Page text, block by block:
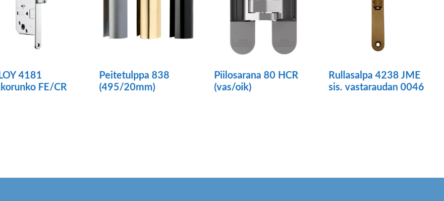
4181
FE/CR
Peitetulppa 838
(495/20mm)
Piilosarana 80 HCR
(vas/oik)
Rullasalpa 4238 JME
sis. vastaraudan 0046